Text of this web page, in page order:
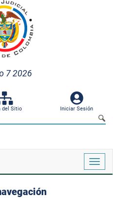
7 2026
del Sitio Iniciar Sesión